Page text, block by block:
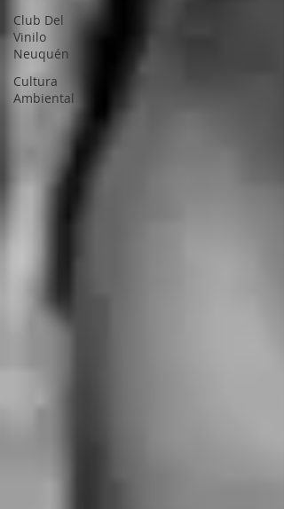
Club Del
Vinilo
Neuquén
Cultura
Ambiental